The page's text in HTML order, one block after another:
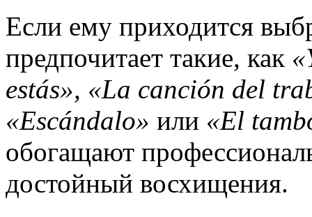
Если ему приходится
предпочитает такие, как
estás», «La canción del
«Escándalo» или «El
обогащают
достойный восхищения.